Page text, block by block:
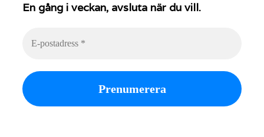
En gång i veckan, avsluta när du vill.